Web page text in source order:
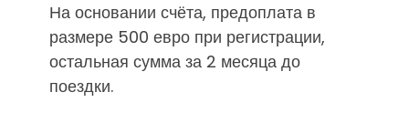
На основании счёта, предоплата в
размере 500 евро при регистрации,
остальная сумма за 2 месяца до
поездки.